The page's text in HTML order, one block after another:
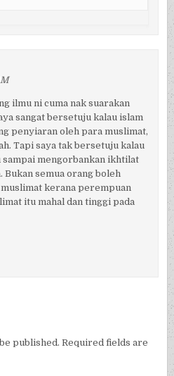
ilmu ni cuma nak suarakan
sangat bersetuju kalau islam
penyiaran oleh para muslimat,
Tapi saya tak bersetuju kalau
mengorbankan ikhtilat
semua orang boleh
kerana perempuan
itu mahal dan tinggi pada
published. Required fields are